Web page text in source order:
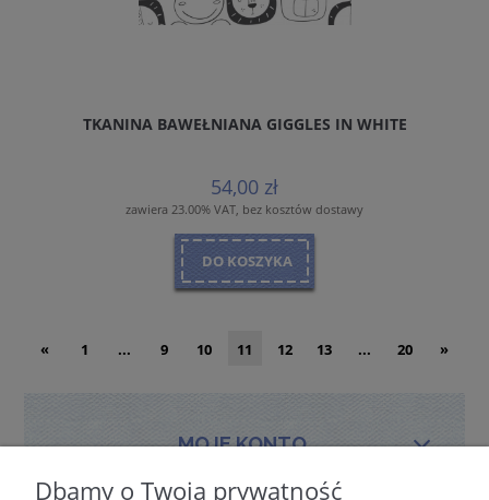
TKANINA BAWEŁNIANA GIGGLES IN WHITE
54,00 zł
zawiera 23.00% VAT, bez kosztów dostawy
DO KOSZYKA
« 1 ... 9 10 11 12 13 ... 20 »
MOJE KONTO
Dbamy o Twoją prywatność